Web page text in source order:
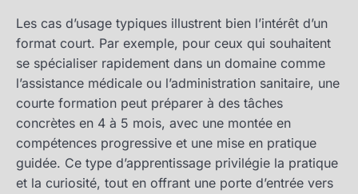
Les cas d’usage typiques illustrent bien l’intérêt d’un
format court. Par exemple, pour ceux qui souhaitent
se spécialiser rapidement dans un domaine comme
l’assistance médicale ou l’administration sanitaire, une
courte formation peut préparer à des tâches
concrètes en 4 à 5 mois, avec une montée en
compétences progressive et une mise en pratique
guidée. Ce type d’apprentissage privilégie la pratique
et la curiosité, tout en offrant une porte d’entrée vers